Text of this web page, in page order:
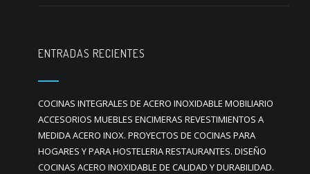
ENTRADAS RECIENTES
COCINAS INTEGRALES DE ACERO INOXIDABLE MOBILIARIO
ACCESORIOS MUEBLES ENCIMERAS REVESTIMIENTOS A
MEDIDA ACERO INOX. PROYECTOS DE COCINAS PARA
HOGARES Y PARA HOSTELERIA RESTAURANTES. DISEÑO
COCINAS ACERO INOXIDABLE DE CALIDAD Y DURABILIDAD.